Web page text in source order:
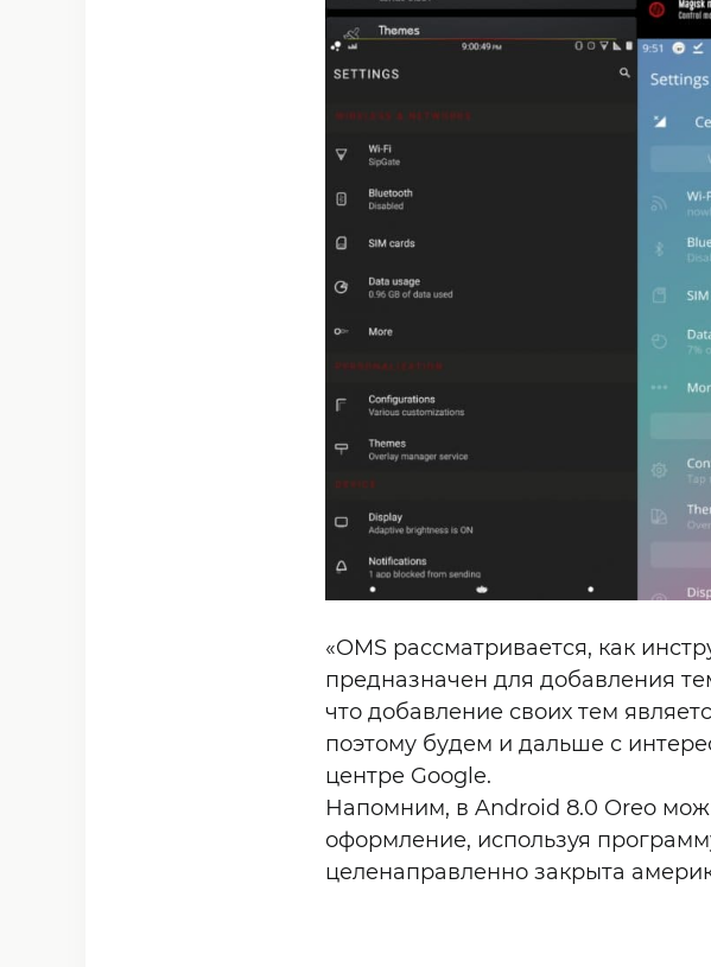
«OMS рассматривается, как
предназначен для добавления
что добавление своих тем
поэтому будем и дальше с
центре Google.
Напомним, в Android 8.0 Oreo
оформление, используя
целенаправленно закрыта